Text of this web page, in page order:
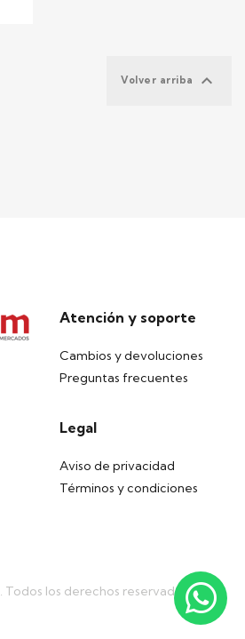
Volver arriba 
Atención y soporte
Cambios y devoluciones
Preguntas frecuentes
Legal
Aviso de privacidad
Términos y condiciones
Todos los derechos reservados.